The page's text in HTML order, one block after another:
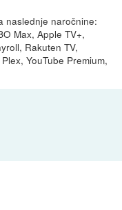
naslednje naročnine:
Max, Apple TV+,
Rakuten TV,
YouTube Premium,